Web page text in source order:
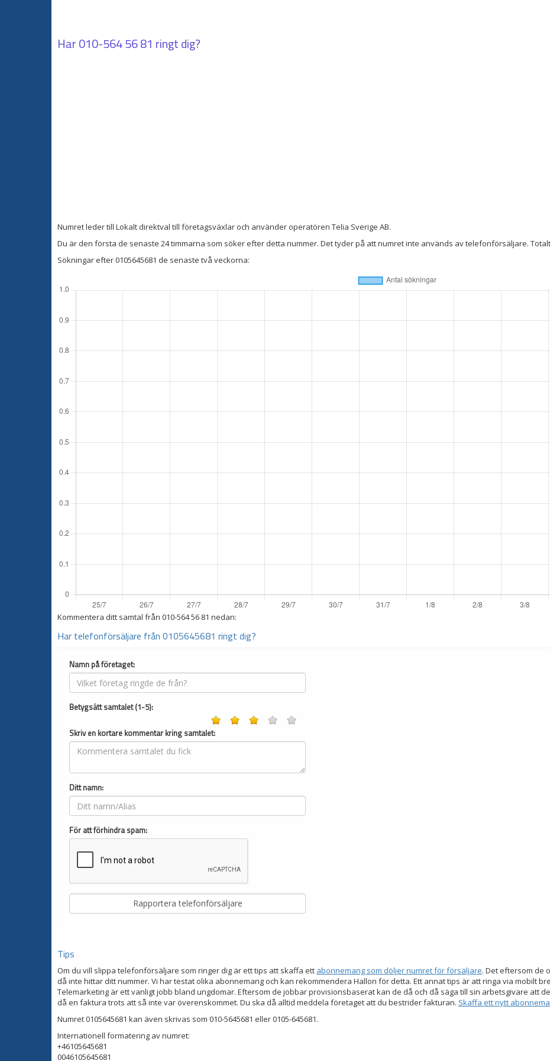
Har010-564 56 81 ringt dig?
Numret leder till Lokalt direktval till företagsväxlar och använder operatören Telia Sverige AB.
Du är den första de senaste 24 timmarna som söker efter detta nummer. Det tyder på att numret inte används av telefonförsäljare.
Sökningar efter 0105645681 de senaste två veckorna:
Kommentera ditt samtal från 010-564 56 81 nedan:
Har telefonförsäljare från 0105645681 ringt dig?
Namn på företaget:
Betygsätt samtalet (1-5):
Skriv en kortare kommentar kring samtalet:
Ditt namn:
För att förhindra spam:
Tips
Om du vill slippa telefonförsäljare som ringer dig är ett tips att skaffa ett abonnemang som döljer numret för försäljare. Det eftersom de
då inte hittar ditt nummer. Vi har testat olika abonnemang och kan rekommendera Hallon för detta. Ett annat tips är att ringa via mobilt
Telemarketing är ett vanligt jobb bland ungdomar. Eftersom de jobbar provisionsbaserat kan de då och då säga till sin arbetsgivare att
då en faktura trots att så inte var överenskommet. Du ska då alltid meddela företaget att du bestrider fakturan. Skaffa ett nytt
Numret 0105645681 kan även skrivas som 010-5645681 eller 0105-645681.
Internationell formatering av numret:
+46105645681
0046105645681